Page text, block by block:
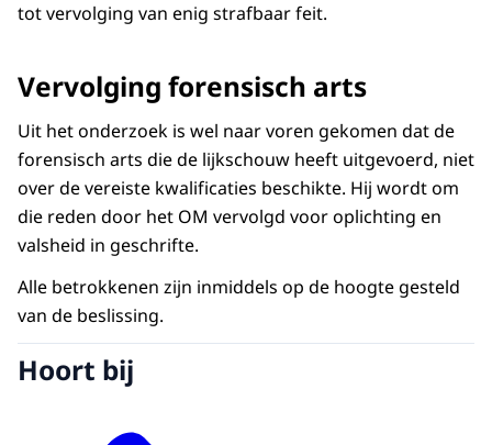
tot vervolging van enig strafbaar feit.
Vervolging forensisch arts
Uit het onderzoek is wel naar voren gekomen dat de
forensisch arts die de lijkschouw heeft uitgevoerd, niet
over de vereiste kwalificaties beschikte. Hij wordt om
die reden door het OM vervolgd voor oplichting en
valsheid in geschrifte.
Alle betrokkenen zijn inmiddels op de hoogte gesteld
van de beslissing.
Hoort bij